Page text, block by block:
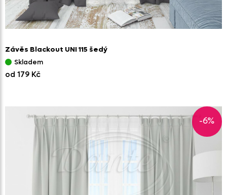
Závěs Blackout UNI 115 šedý
Skladem
od 179 Kč
-6%